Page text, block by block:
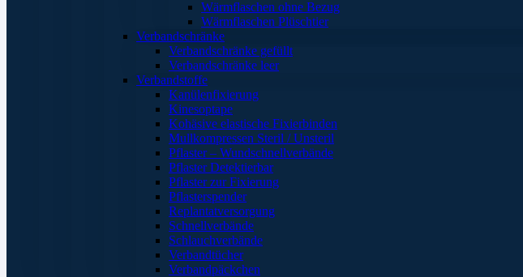
Wärmflaschen ohne Bezug
Wärmflaschen Plüschtier
Verbandschränke
Verbandschränke gefüllt
Verbandschränke leer
Verbandstoffe
Kanülenfixierung
Kinesoptape
Kohäsive elastische Fixierbinden
Mullkompressen Steril / Unsteril
Pflaster – Wundschnellverbände
Pflaster Detektierbar
Pflaster zur Fixierung
Pflasterspender
Replantatversorgung
Schnellverbände
Schlauchverbände
Verbandtücher
Verbandpäckchen